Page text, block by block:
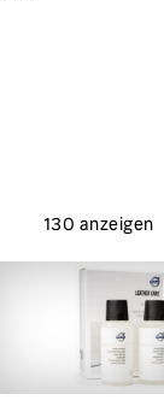
130 anzeigen